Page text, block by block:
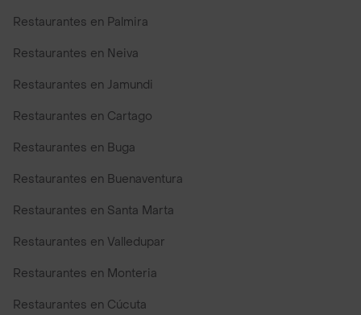
Restaurantes en Palmira
Restaurantes en Neiva
Restaurantes en Jamundi
Restaurantes en Cartago
Restaurantes en Buga
Restaurantes en Buenaventura
Restaurantes en Santa Marta
Restaurantes en Valledupar
Restaurantes en Monteria
Restaurantes en Cúcuta